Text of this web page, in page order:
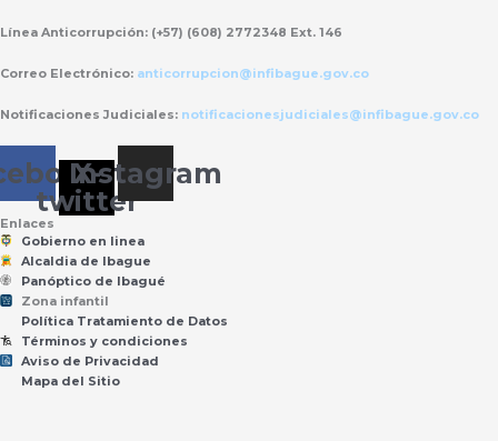
Línea Anticorrupción: (+57) (608) 2772348 Ext. 146
Correo Electrónico: anticorrupcion@infibague.gov.co
Notificaciones Judiciales: notificacionesjudiciales@infibague.gov.co
X-
twitter
Instagram
Enlaces
Gobierno en linea
Alcaldia de Ibague
Panóptico de Ibagué
Zona infantil
Política Tratamiento de Datos
Términos y condiciones
Aviso de Privacidad
Mapa del Sitio